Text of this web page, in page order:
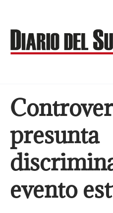
contenido
presunta
evento